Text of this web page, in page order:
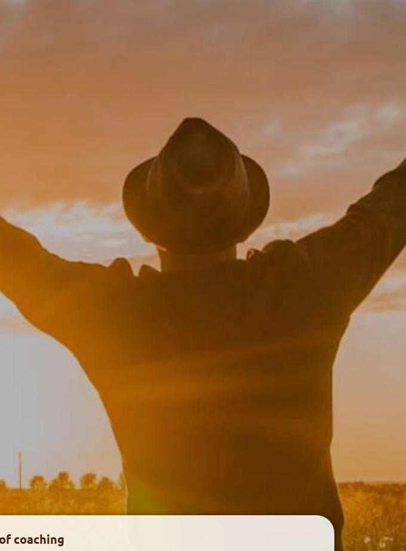
coaching